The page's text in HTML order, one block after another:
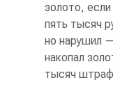
золото,
пять тысяч
но нарушил
накопал
тысяч